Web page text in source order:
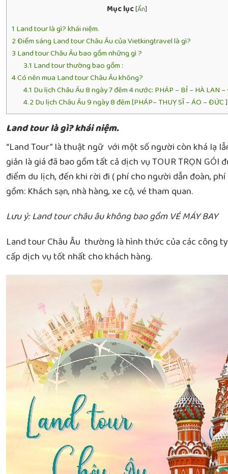
Mục lục[Ẩn]
1 Land tour là gì? khái niệm.
2Điểm sáng Land tour Châu Âu của Vietkingtravel là gì?
3 Land tour Châu Âu bao gồm những gì ?
3.1 Land tour thường bao gồm :
4Có nên mua Land tour Châu Âu không?
4.1 Du lịch Châu Âu 8 ngày 7 đêm 4 nước: PHÁP – BỈ – HÀ LAN
4.2 Du lịch Châu Âu 9 ngày 8 đêm [PHÁP– THUỴ SĨ – ÁO – ĐỨC
Land tour là gì? khái niệm.
“Land Tour” là thuật ngữ với một số người còn khá lạ
giản là giá đã bao gồm tất cả dịch vụ TOUR TRỌN
điểm du lịch, đến khi rời đi ( phí cho người dẫn đoàn,
gồm: Khách sạn, nhà hàng, xe cộ, vé tham quan.
Lưu ý: Land tour châu âu không bao gồm VÉ MÁY BAY
Land tour Châu Âu thường là hình thức của các công
cấp dịch vụ tốt nhất cho khách hàng.